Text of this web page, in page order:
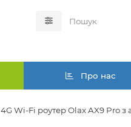
Про нас
4G Wi-Fi роутер Olax AX9 Pro